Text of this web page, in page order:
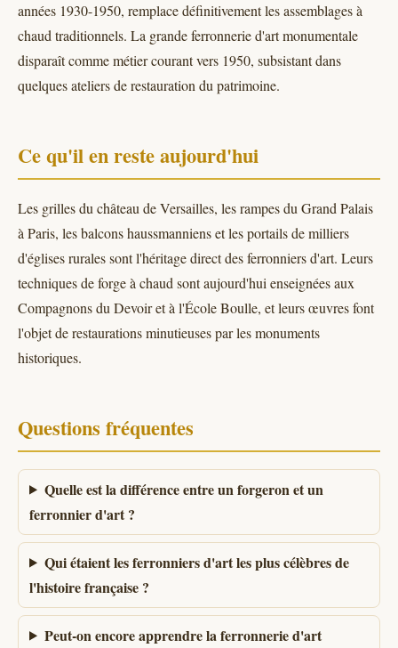
années 1930-1950, remplace définitivement les assemblages à
chaud traditionnels. La grande ferronnerie d'art monumentale
disparaît comme métier courant vers 1950, subsistant dans
quelques ateliers de restauration du patrimoine.
Ce qu'il en reste aujourd'hui
Les grilles du château de Versailles, les rampes du Grand Palais
à Paris, les balcons haussmanniens et les portails de milliers
d'églises rurales sont l'héritage direct des ferronniers d'art. Leurs
techniques de forge à chaud sont aujourd'hui enseignées aux
Compagnons du Devoir et à l'École Boulle, et leurs œuvres font
l'objet de restaurations minutieuses par les monuments
historiques.
Questions fréquentes
Quelle est la différence entre un forgeron et un
ferronnier d'art ?
Qui étaient les ferronniers d'art les plus célèbres de
l'histoire française ?
Peut-on encore apprendre la ferronnerie d'art